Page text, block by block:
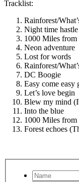
Tracklist:
Rainforest/
Night time hastle
1000 Miles from
Neon adventure
Lost for words
Rainforest/
DC Boogie
Easy come easy
Let’s love begin
Blew my mind
Into the blue
1000 Miles from
Forest echoes